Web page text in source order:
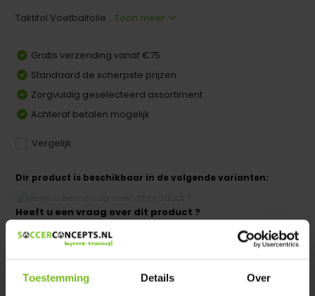
Toestemming Details Over
Taktifol Voetbalfolie...Toon meer
Gratis verzending vanaf €75
Standaard de scherpste prijzen
Zorgvuldig geselecteerd assortiment
Achteraf betalen mogelijk
Vergelijk
Dir product is beschikbaar in de volgende varianten:
Heeft u een vraag over dit product ?
We helpen u graag met meer informatie